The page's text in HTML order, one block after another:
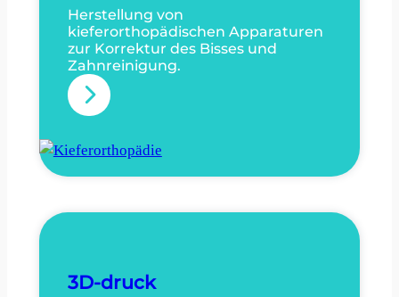
l
i
e
r
u
Herstellung von
kieferorthopädischen Apparaturen
zur Korrektur des Bisses und
Zahnreinigung.
:
K
i
e
o
3D-druck